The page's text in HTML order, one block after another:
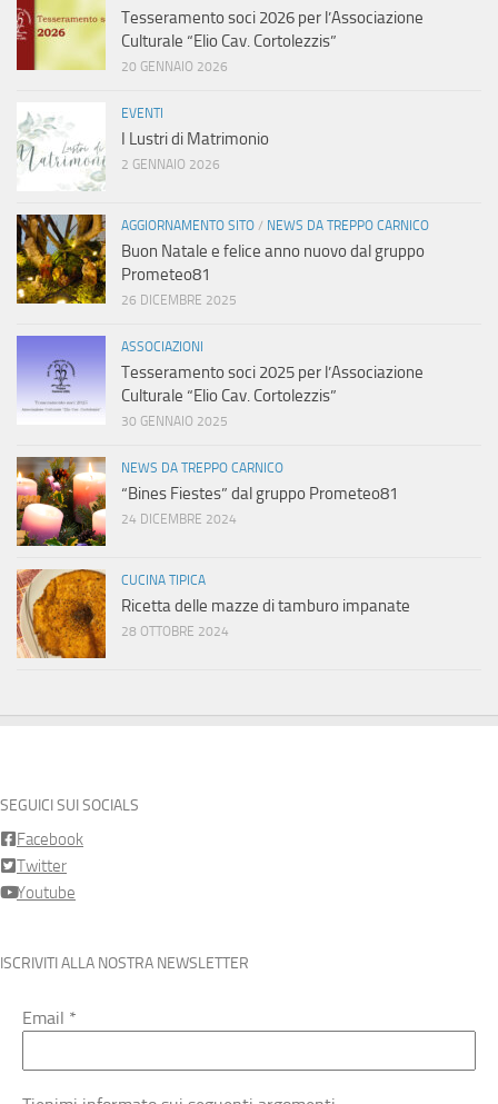
Tesseramento soci 2026 per l’Associazione
Culturale “Elio Cav. Cortolezzis”
20 GENNAIO 2026
EVENTI
I Lustri di Matrimonio
2 GENNAIO 2026
AGGIORNAMENTO SITO / NEWS DA TREPPO CARNICO
Buon Natale e felice anno nuovo dal gruppo
Prometeo81
26 DICEMBRE 2025
ASSOCIAZIONI
Tesseramento soci 2025 per l’Associazione
Culturale “Elio Cav. Cortolezzis”
30 GENNAIO 2025
NEWS DA TREPPO CARNICO
“Bines Fiestes” dal gruppo Prometeo81
24 DICEMBRE 2024
CUCINA TIPICA
Ricetta delle mazze di tamburo impanate
28 OTTOBRE 2024
SEGUICI SUI SOCIALS
Facebook
Twitter
Youtube
ISCRIVITI ALLA NOSTRA NEWSLETTER
Email *